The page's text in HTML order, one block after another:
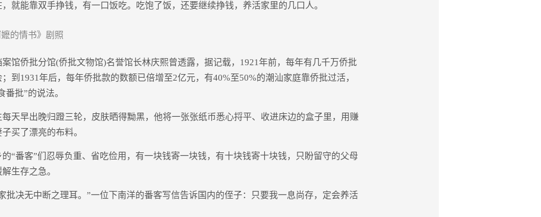
能靠双手挣钱，有一口饭吃。吃饱了饭，还要继续挣钱，养活家里的几口人。
的情书》剧照
侨批分馆(侨批文物馆)名誉馆长林庆熙曾透露，据记载，1921年前，每年有几千万侨批
到1931年后，每年侨批款的数额已倍增至2亿元，有40%至50%的潮汕家庭靠侨批过活，
番批”的说法。
早出晚归蹬三轮，皮肤晒得黝黑，他将一张张纸币悉心捋平、收进床边的盒子里，用赚
买了漂亮的布料。
番客”们忍辱负重、省吃俭用，有一块钱寄一块钱，有十块钱寄十块钱，只盼留守的父母
生存之急。
决无中断之理耳。”一位下南洋的番客写信告诉国内的侄子：只要我一息尚存，定会养活